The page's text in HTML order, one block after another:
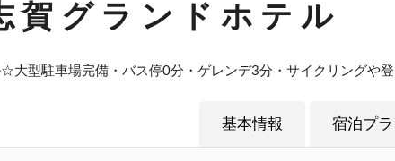
賀グランドホテル
型駐車場完備・バス停0分・ゲレンデ3分・サイクリングや登
基本情報 宿泊プ